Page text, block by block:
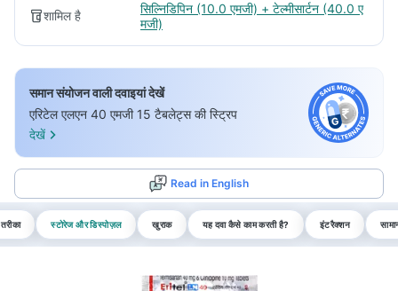
शामिल है
सिल्निडिपिन (10.0 एमजी) + टेल्मीसार्टन (40.0 ए
मजी)
समान संयोजन वाली दवाइयां देखें
एरिटेल एलएन 40 एमजी 15 टैबलेट्स की स्ट्रिप
देखें
Read in English
स्टोरेज और डिस्पोज़ल खुराक यह दवा कैसे काम करती है? इंटरैक्शन